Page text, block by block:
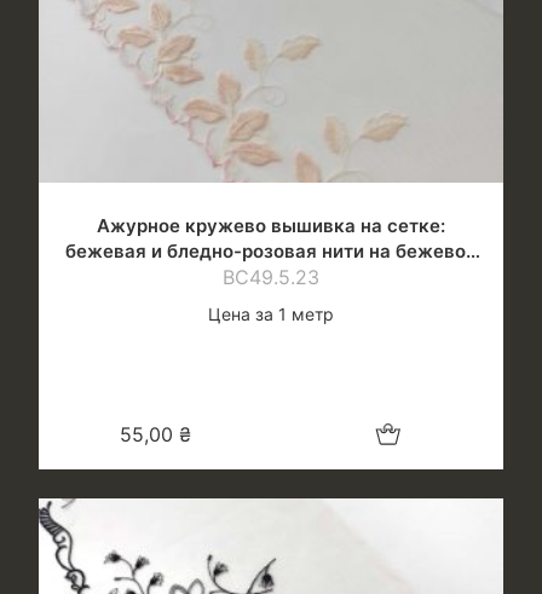
Ажурное кружево вышивка на сетке:
бежевая и бледно-розовая нити на бежевой
сетке
ВС49.5.23
Цена за 1 метр
55,00 ₴ Добавить в корзину